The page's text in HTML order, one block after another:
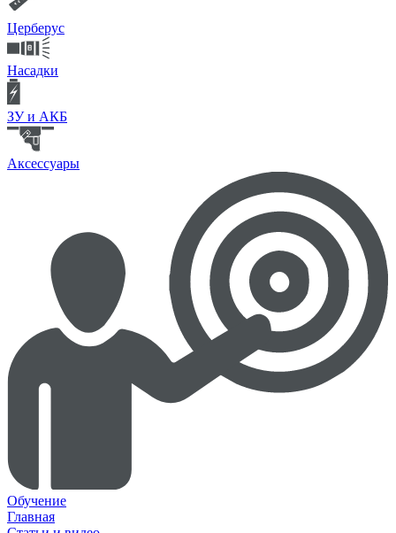
Церберус
Насадки
ЗУ и АКБ
Аксессуары
Обучение
Главная